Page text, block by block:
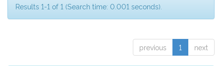
Results 1-1 of 1 (Search time: 0.001 seconds).
previous 1 next